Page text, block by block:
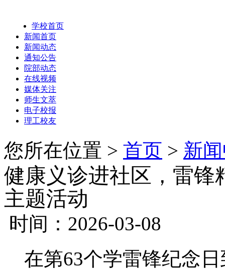
学校首页
新闻首页
新闻动态
通知公告
院部动态
在线视频
媒体关注
师生文萃
电子校报
理工校友
您所在位置 > 首页 > 新
健康义诊进社区，雷锋
主题活动
时间：2026-03-08
在第63个学雷锋纪念